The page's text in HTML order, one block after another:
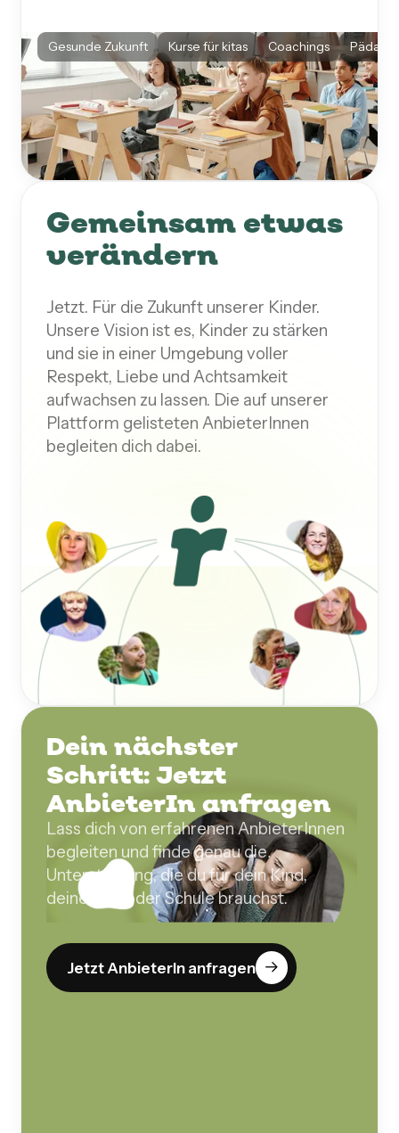
Gesunde Zukunft Kurse für kitas Coachings
Gemeinsam etwas
verändern
Jetzt. Für die Zukunft unserer Kinder.
Unsere Vision ist es, Kinder zu stärken
und sie in einer Umgebung voller
Respekt, Liebe und Achtsamkeit
aufwachsen zu lassen. Die auf unserer
Plattform gelisteten AnbieterInnen
begleiten dich dabei.
Dein nächster
Schritt: Jetzt
AnbieterIn anfragen
Lass dich von erfahrenen AnbieterInnen
begleiten und finde genau die
Unterstützung, die du für dein Kind,
deine Kita oder Schule brauchst.
Jetzt AnbieterIn anfragen